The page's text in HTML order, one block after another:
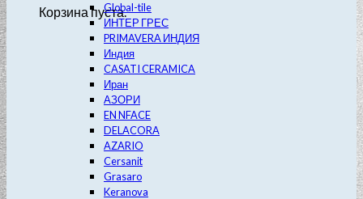
Корзина пуста.Global-tile
ИНТЕР ГРЕС
PRIMAVERA ИНДИЯ
Индия
CASATI CERAMICA
Иран
АЗОРИ
EN NFACE
DELACORA
AZARIO
Cersanit
Grasaro
Keranova